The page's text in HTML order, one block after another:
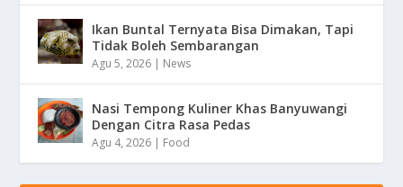
Ikan Buntal Ternyata Bisa Dimakan, Tapi
Tidak Boleh Sembarangan
Agu 5, 2026 | News
Nasi Tempong Kuliner Khas Banyuwangi
Dengan Citra Rasa Pedas
Agu 4, 2026 | Food